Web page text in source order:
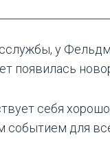
у
появилась
себя
событием для